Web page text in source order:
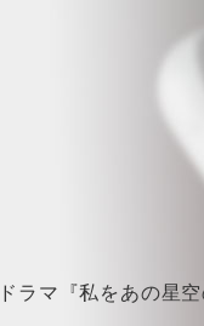
ラマ『私をあの星